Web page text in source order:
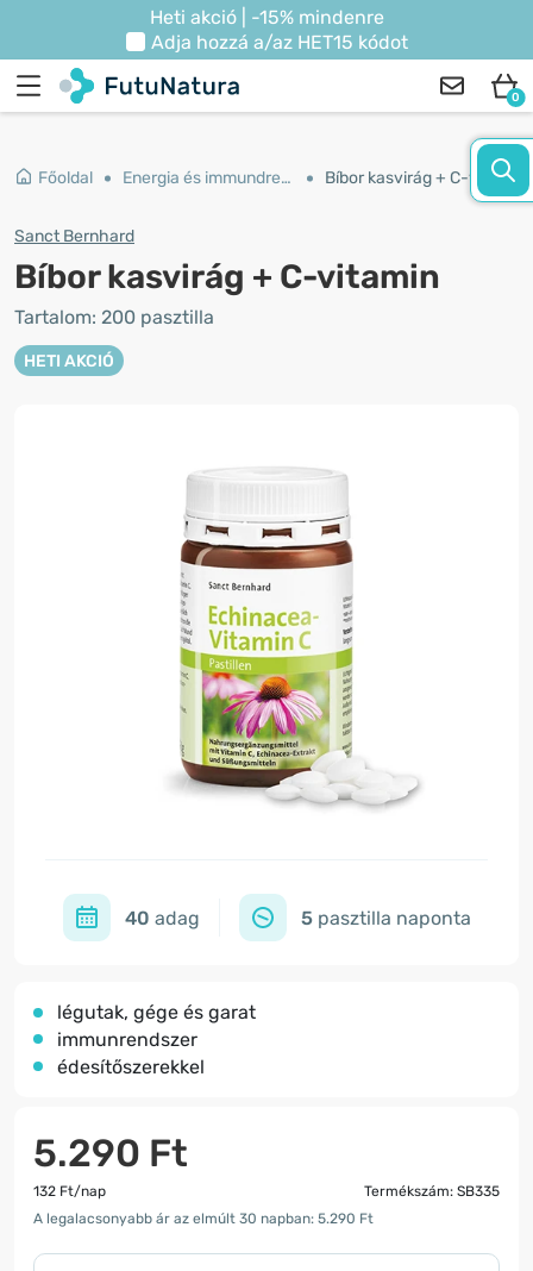
Heti akció | -15% mindenre
Adja hozzá a/az HET15 kódot
0
Főoldal Energia és immundrendszer Bíbor kasvirág + C-vitamin
Sanct Bernhard
Bíbor kasvirág + C-vitamin
Tartalom: 200 pasztilla
HETI AKCIÓ
40 adag 5pasztilla naponta
légutak, gége és garat
immunrendszer
édesítőszerekkel
5.290 Ft
132 Ft/nap
Termékszám: SB335
A legalacsonyabb ár az elmúlt 30 napban: 5.290 Ft